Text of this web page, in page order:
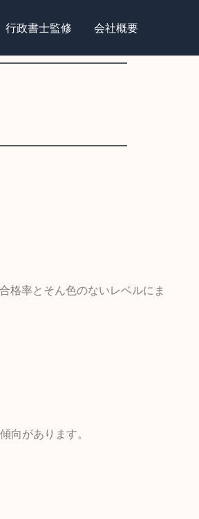
行政書士監修 会社概要
格率とそん色のないレベルにま
向があります。